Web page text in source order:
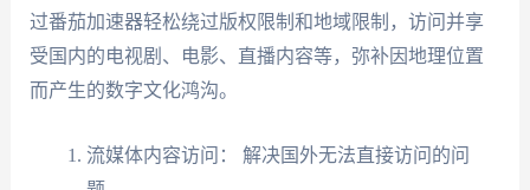
过番茄加速器轻松绕过版权限制和地域限制，访问并享
受国内的电视剧、电影、直播内容等，弥补因地理位置
而产生的数字文化鸿沟。
流媒体内容访问： 解决国外无法直接访问的问